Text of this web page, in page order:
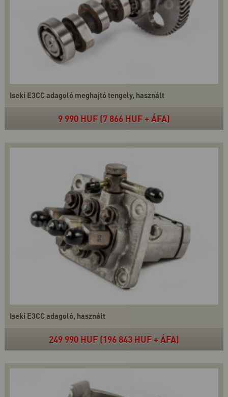
Iseki E3CC adagoló meghajtó tengely, használt
9 990 HUF (7 866 HUF + ÁFA)
Iseki E3CC adagoló, használt
249 990 HUF (196 843 HUF + ÁFA)